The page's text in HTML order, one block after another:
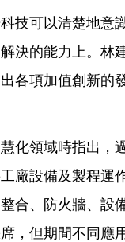
技可以清楚地意
決的能力上。林
各項加值創新的
化領域時指出，
廠設備及製程運
合、防火牆、設
，但期間不同